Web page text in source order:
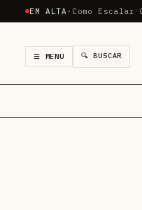
EM ALTA · Como Escalar
☰ MENU 🔍 BUSCAR